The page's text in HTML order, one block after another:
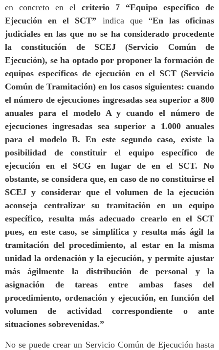
en concreto en el criterio 7 “Equipo específico de
Ejecución en el SCT” indica que “En las oficinas
judiciales en las que no se ha considerado procedente
la constitución de SCEJ (Servicio Común de
Ejecución), se ha optado por proponer la formación de
equipos específicos de ejecución en el SCT (Servicio
Común de Tramitación) en los casos siguientes: cuando
el número de ejecuciones ingresadas sea superior a 800
anuales para el modelo A y cuando el número de
ejecuciones ingresadas sea superior a 1.000 anuales
para el modelo B. En este segundo caso, existe la
posibilidad de constituir el equipo específico de
ejecución en el SCG en lugar de en el SCT. No
obstante, se considera que, en caso de no constituirse el
SCEJ y considerar que el volumen de la ejecución
aconseja centralizar su tramitación en un equipo
específico, resulta más adecuado crearlo en el SCT
pues, en este caso, se simplifica y resulta más ágil la
tramitación del procedimiento, al estar en la misma
unidad la ordenación y la ejecución, y permite ajustar
más ágilmente la distribución de personal y la
asignación de tareas entre ambas fases del
procedimiento, ordenación y ejecución, en función del
volumen de actividad correspondiente o ante
situaciones sobrevenidas.”
No se puede crear un Servicio Común de Ejecución hasta